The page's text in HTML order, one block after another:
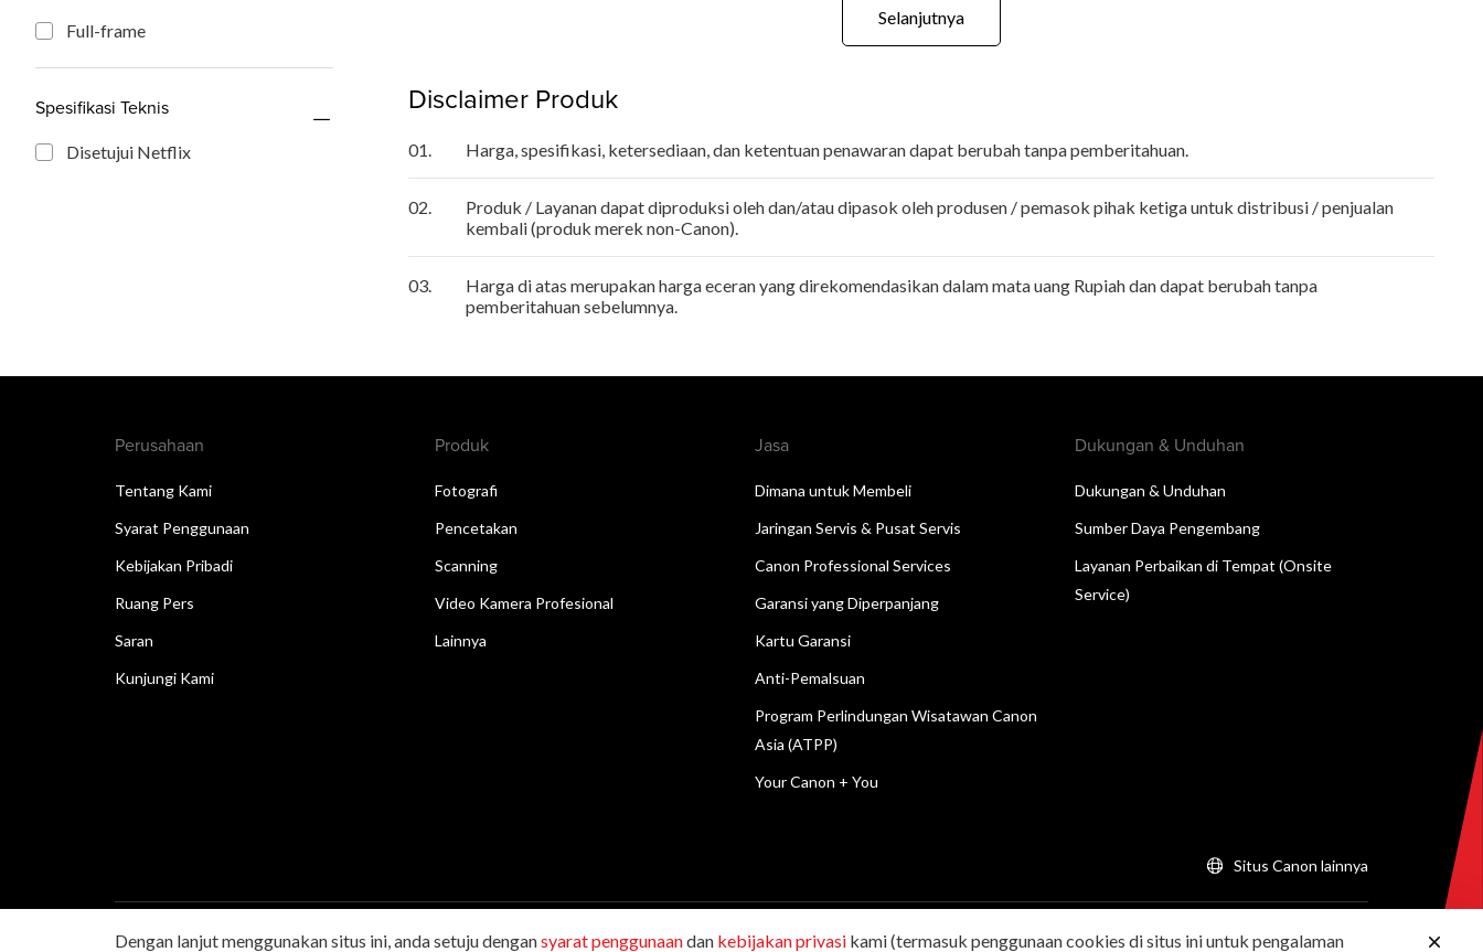
Full-frame
Spesifikasi Teknis
Disetujui Netflix
Selanjutnya
Disclaimer Produk
01. Harga, spesifikasi, ketersediaan, dan ketentuan penawaran dapat berubah tanpa pemberitahuan.
02.
Produk / Layanan dapat diproduksi oleh dan/atau dipasok oleh produsen / pemasok pihak ketiga untuk distribusi / penjualan
kembali (produk merek non-Canon).
03.
Harga di atas merupakan harga eceran yang direkomendasikan dalam mata uang Rupiah dan dapat berubah tanpa
pemberitahuan sebelumnya.
Perusahaan
Tentang Kami
Syarat Penggunaan
Kebijakan Pribadi
Ruang Pers
Saran
Kunjungi Kami
Produk
Fotografi
Pencetakan
Scanning
Video Kamera Profesional
Lainnya
Jasa
Dimana untuk Membeli
Jaringan Servis & Pusat Servis
Canon Professional Services
Garansi yang Diperpanjang
Kartu Garansi
Anti-Pemalsuan
Program Perlindungan Wisatawan Canon
Asia (ATPP)
Your Canon + You
Dukungan & Unduhan
Dukungan & Unduhan
Sumber Daya Pengembang
Layanan Perbaikan di Tempat (Onsite
Service)
Situs Canon lainnya
Dengan lanjut menggunakan situs ini, anda setuju dengansyarat penggunaandan kebijakan privasi kami (termasuk penggunaan cookies di situs ini untuk pengalaman